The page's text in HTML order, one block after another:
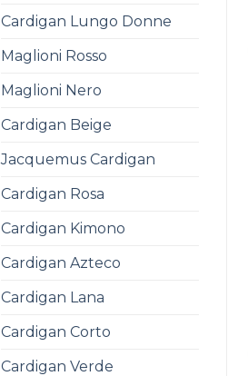
Cardigan Lungo Donne
Maglioni Rosso
Maglioni Nero
Cardigan Beige
Jacquemus Cardigan
Cardigan Rosa
Cardigan Kimono
Cardigan Azteco
Cardigan Lana
Cardigan Corto
Cardigan Verde